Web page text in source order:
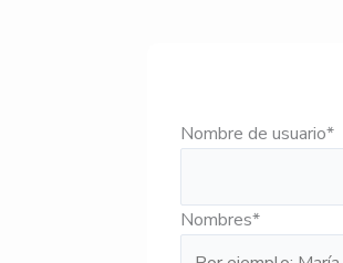
Nombre de usuario*
Nombres*